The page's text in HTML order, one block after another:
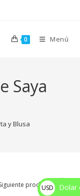
0 Menú
Saya
y Blusa
producto
USD
Dolar